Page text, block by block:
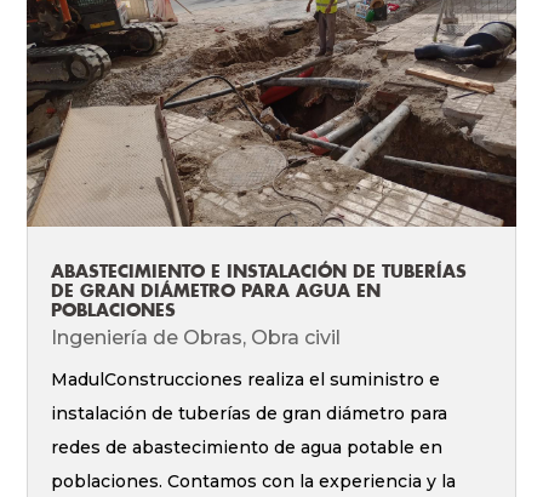
ABASTECIMIENTO E INSTALACIÓN DE TUBERÍAS
DE GRAN DIÁMETRO PARA AGUA EN
POBLACIONES
Ingeniería de Obras, Obra civil
MadulConstrucciones realiza el suministro e
instalación de tuberías de gran diámetro para
redes de abastecimiento de agua potable en
poblaciones. Contamos con la experiencia y la